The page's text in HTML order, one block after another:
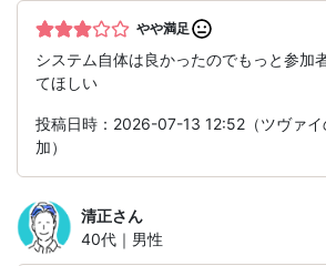
やや満足
システム自体は良かったのでもっと参加
てほしい
投稿日時：2026-07-13 12:52（ツヴァイ
加）
清正さん
40代｜男性